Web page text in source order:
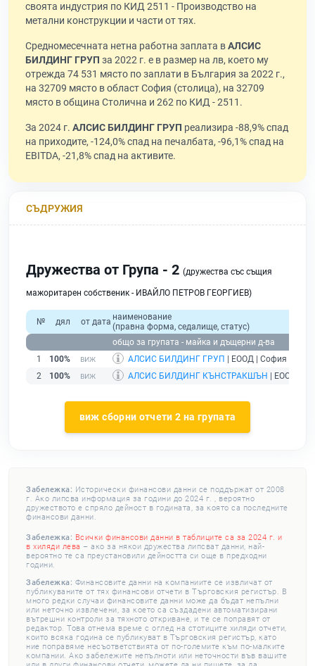
своята индустрия по КИД 2511 - Производство на
метални конструкции и части от тях.
Средномесечната нетна работна заплата вАЛСИС
БИЛДИНГ ГРУП за 2022 г. е в размер на лв, което му
отрежда 74 531 място по заплати в България за 2022 г.,
на 32709 място в област София (столица), на 32709
място в община Столична и 262 по КИД - 2511.
За 2024 г. АЛСИС БИЛДИНГ ГРУП реализира -88,9% спад
на приходите, -124,0% спад на печалбата, -96,1% спад на
EBITDA, -21,8% спад на активите.
СЪДРУЖИЯ
Дружества от Група - 2 (дружества със същия
мажоритарен собственик - ИВАЙЛО ПЕТРОВ ГЕОРГИЕВ)
№ дял от дата наименование
(правна форма, седалище, статус)
общо за групата - майка и дъщерни д-ва
1
100% АЛСИС БИЛДИНГ ГРУП | ЕООД | София |
2
100% АЛСИС БИЛДИНГ КЪНСТРАКШЪН | ЕООД |
виж сборни отчети 2 на групата
Забележка: Исторически финансови данни се поддържат от 2008
г. Ако липсва информация за години до 2024 г. , вероятно
дружеството е спряло дейност в годината, за която са последните
финансови данни.
Забележка: Всички финансови данни в таблиците са за 2024 г. и
в хиляди лева – ако за някои дружества липсват данни, най-
вероятно те са преустановили дейността си още в предходни
години.
Забележка: Финансовите данни на компаниите се извличат от
публикуваните от тях финансови отчети в Търговския регистър. В
много редки случаи финансовите данни може да бъдат непълни
или неточно извлечени, за което са създадени автоматизирани
вътрешни контроли за тяхното откриване, и те се поправят от
редактор. Това отнема време с оглед на стотиците хиляди отчети,
които всяка година се публикуват в Търговския регистър, като
ние поправяме несъответствията от по-големите към по-малките
компании. Ако забележите непълноти или неточности във вашите